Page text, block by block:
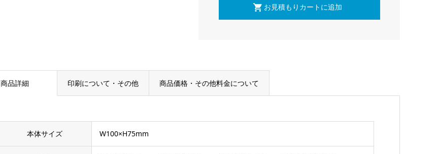
商品詳細 印刷について・その他 商品価格・その他料金について
本体サイズ W100×H75mm